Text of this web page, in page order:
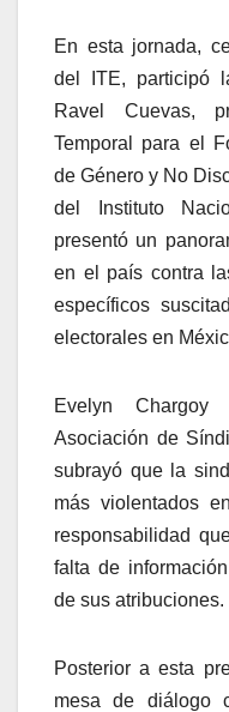
En esta jornada,
del ITE, participó
Ravel Cuevas,
Temporal para el
de Género y No
del Instituto
presentó un
en el país contra
específicos
electorales en
Evelyn
Asociación de
subrayó que la
más violentados
responsabilidad
falta de
de sus atribuciones.
Posterior a esta
mesa de diálogo